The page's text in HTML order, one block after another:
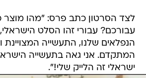
לצד הסרטון כתב פרס: "מהו מוצר
עבורכם? עבורי זהו הסלט
הנפלאים שלנו, התעשייה המצויינת
המתקדם. אני גאה בתעשייה
ישראלי זה הלייק שלי!".